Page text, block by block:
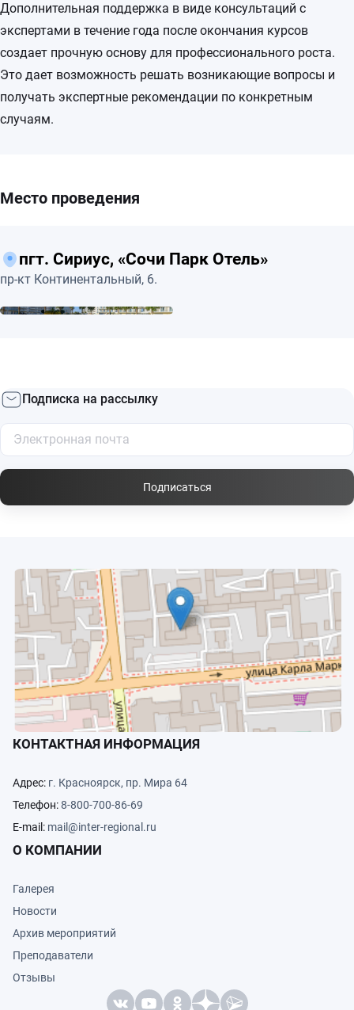
Дополнительная поддержка в виде консультаций с
экспертами в течение года после окончания курсов
создает прочную основу для профессионального роста.
Это дает возможность решать возникающие вопросы и
получать экспертные рекомендации по конкретным
случаям.
Место проведения
пгт. Сириус, «Сочи Парк Отель»
пр-кт Континентальный, 6.
Подписка на рассылку
Подписаться
КОНТАКТНАЯ ИНФОРМАЦИЯ
Адрес: г. Красноярск, пр. Мира 64
Телефон:8-800-700-86-69
E-mail: mail@inter-regional.ru
О КОМПАНИИ
Галерея
Новости
Архив мероприятий
Преподаватели
Отзывы